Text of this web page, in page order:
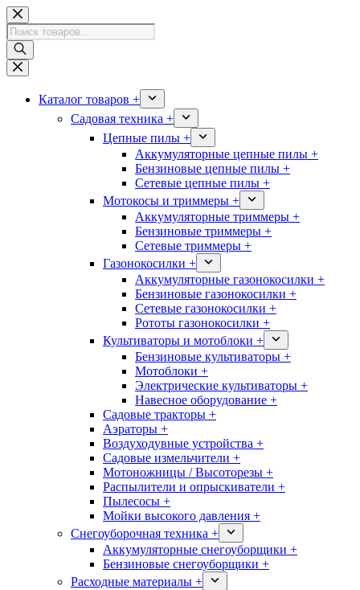
Перейти
к
сути
Поиск
товаров
Каталог товаров +
Садовая техника +
Цепные пилы +
Аккумуляторные цепные пилы +
Бензиновые цепные пилы +
Сетевые цепные пилы +
Мотокосы и триммеры +
Аккумуляторные триммеры +
Бензиновые триммеры +
Сетевые триммеры +
Газонокосилки +
Аккумуляторные газонокосилки +
Бензиновые газонокосилки +
Сетевые газонокосилки +
Рототы газонокосилки +
Культиваторы и мотоблоки +
Бензиновые культиваторы +
Мотоблоки +
Электрические культиваторы +
Навесное оборудование +
Садовые тракторы +
Аэраторы +
Воздуходувные устройства +
Садовые измельчители +
Мотоножницы / Высоторезы +
Распылители и опрыскиватели +
Пылесосы +
Мойки высокого давления +
Снегоуборочная техника +
Аккумуляторные снегоуборщики +
Бензиновые снегоуборщики +
Расходные материалы +